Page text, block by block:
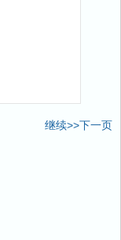
继续>>下一页